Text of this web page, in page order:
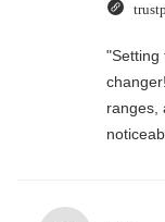
"Setting
ranges,